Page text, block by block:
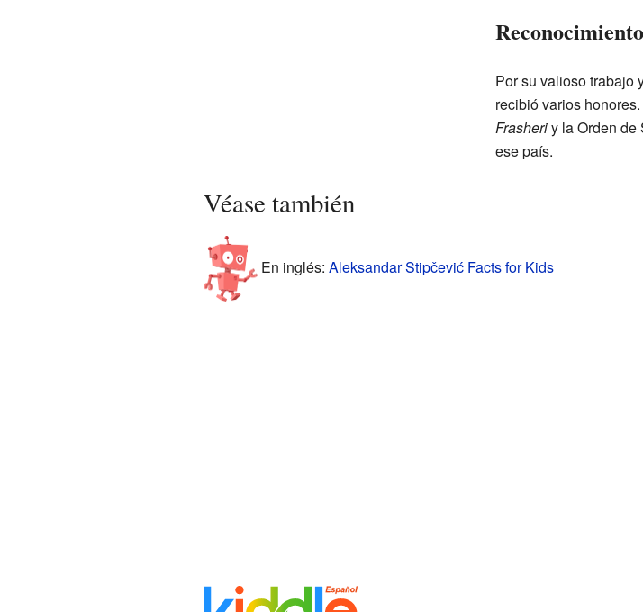
Por su valioso trabajo
recibió varios
Frasheriy la Orden de
ese país.
Véase también
En inglés: Aleksandar Stipčević Facts for Kids